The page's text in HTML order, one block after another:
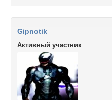
Gipnotik
Активный участник